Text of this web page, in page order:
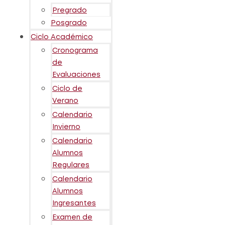
Pregrado
Posgrado
Ciclo Académico
Cronograma
de
Evaluaciones
Ciclo de
Verano
Calendario
Invierno
Calendario
Alumnos
Regulares
Calendario
Alumnos
Ingresantes
Examen de